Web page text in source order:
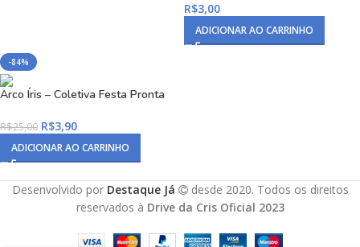
R$3,00
ADICIONAR AO CARRINHO
-84%
Arco Íris – Coletiva Festa Pronta
R$25,00 R$3,90
ADICIONAR AO CARRINHO
Desenvolvido por Destaque Já
desde 2020. Todos os direitos
reservados à Drive da Cris Oficial 2023